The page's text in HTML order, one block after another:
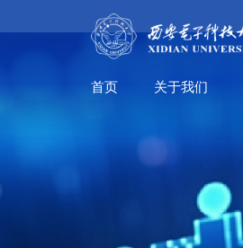
首页 关于我们